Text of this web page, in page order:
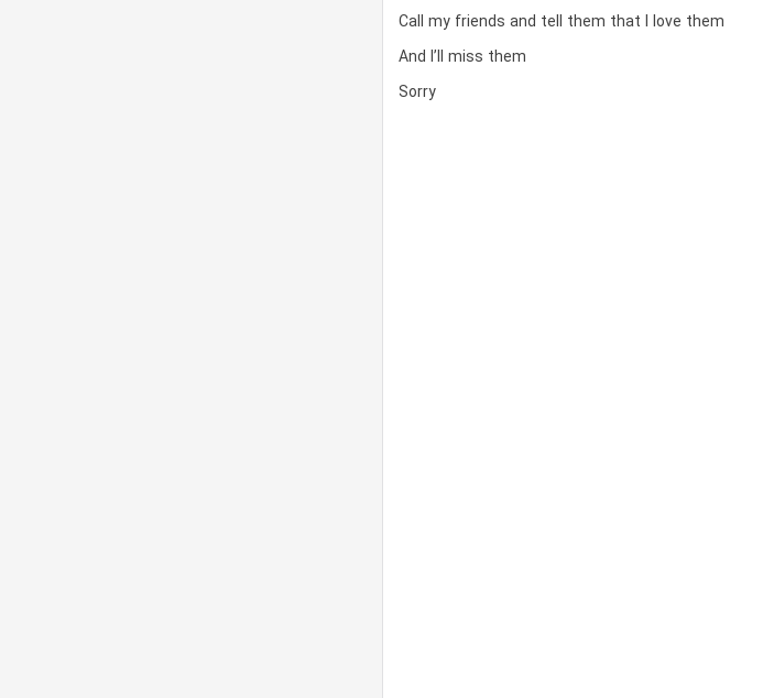
Call my friends and tell them that I love them
And I’ll miss them
Sorry